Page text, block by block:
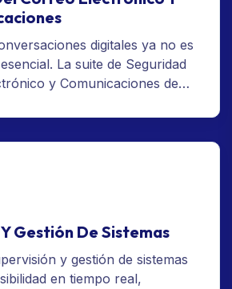
digitales ya no es
La suite de Seguridad
y Comunicaciones de
tu organización contra el
el spoofing y las fugas
hasta las firmas
vinculantes conforme
Gestión De Sistemas
y gestión de sistemas
en tiempo real,